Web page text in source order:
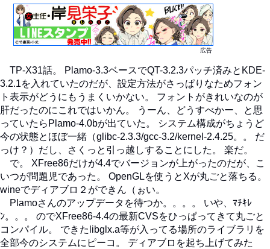
広告
TP-X31話。 Plamo-3.3ベースでQT-3.2.3パッチ済みとKDE-
3.2.1を入れていたのだが、設定方法がさっぱりなためフォン
ト表示がどうにもうまくいかない。 フォントがきれいなのが
肝だったのにこれではいかん。 うーん、どうすべかー、と思
っていたらPlamo-4.0bが出ていた。 システム構成がちょうど
今の状態とほぼ一緒（glibc-2.3.3/gcc-3.2/kernel-2.4.25。。 だ
っけ？）だし、さくっと引っ越しすることにした。 楽だ。
で。 XFree86だけが4.4でバージョンが上がったのだが、こ
いつが問題児であった。 OpenGLを使うとXが丸ごと落ちる。
wineでディアブロ２ができん（ぉい。
Plamoさんのアップデータを待つか。。。。 いや、ﾏﾁｷﾚ
ﾝ。。。 のでXFree86-4.4の最新CVSをひっぱってきて丸ごと
コンパイル。 できたlibglx.a等が入ってる場所のライブラリを
全部今のシステムにピーコ。 ディアブロを起ち上げてみた